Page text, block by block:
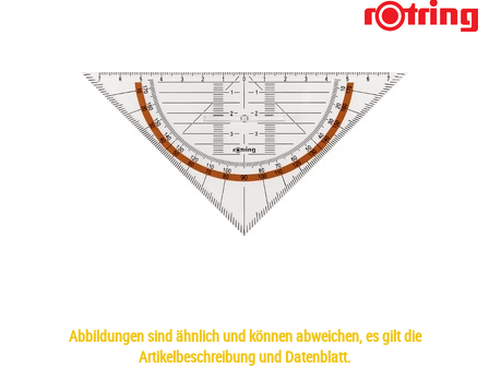
Abbildungen sind ähnlich und können abweichen, es gilt die
Artikelbeschreibung und Datenblatt.